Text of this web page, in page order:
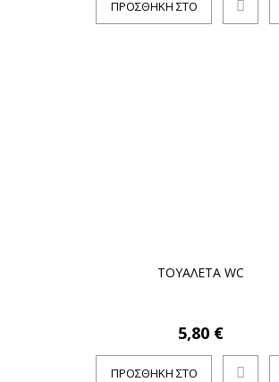
ΠΡΟΣΘΉΚΗ ΣΤΟ
ΤΟΥΑΛΕΤΑ WC
5,80 €
ΠΡΟΣΘΉΚΗ ΣΤΟ